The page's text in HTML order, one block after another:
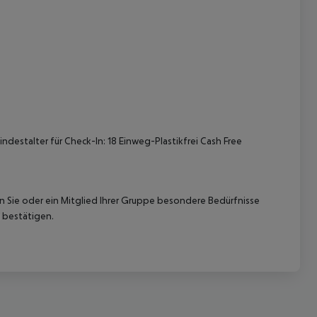
für Check-In: 18 Einweg-Plastikfrei Cash Free
oder ein Mitglied Ihrer Gruppe besondere Bedürfnisse
bestätigen.